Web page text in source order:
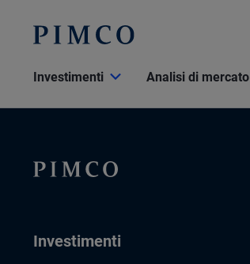
Investimenti Analisi di mercato
Investimenti